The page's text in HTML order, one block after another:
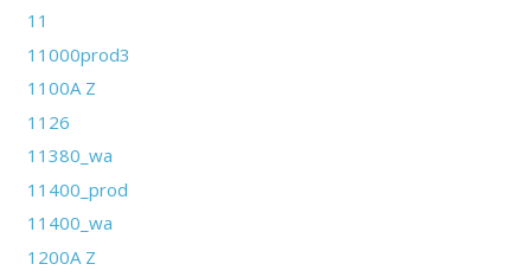
11
11000prod3
1100A Z
1126
11380_wa
11400_prod
11400_wa
1200A Z